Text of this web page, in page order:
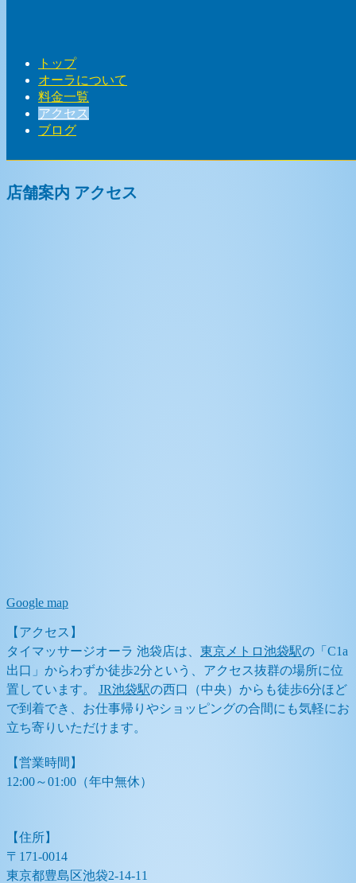
Toggle navigation
トップ
オーラについて
料金一覧
アクセス
ブログ
店舗案内 アクセス
Google map
【アクセス】
タイマッサージオーラ 池袋店は、 東京メトロ池袋駅の「C1a
出口」からわずか徒歩2分という、アクセス抜群の場所に位
置しています。 JR池袋駅の西口（中央）からも徒歩6分ほど
で到着でき、お仕事帰りやショッピングの合間にも気軽にお
立ち寄りいただけます。
【営業時間】
12:00～01:00（年中無休）
【住所】
〒171-0014
東京都豊島区池袋2-14-11